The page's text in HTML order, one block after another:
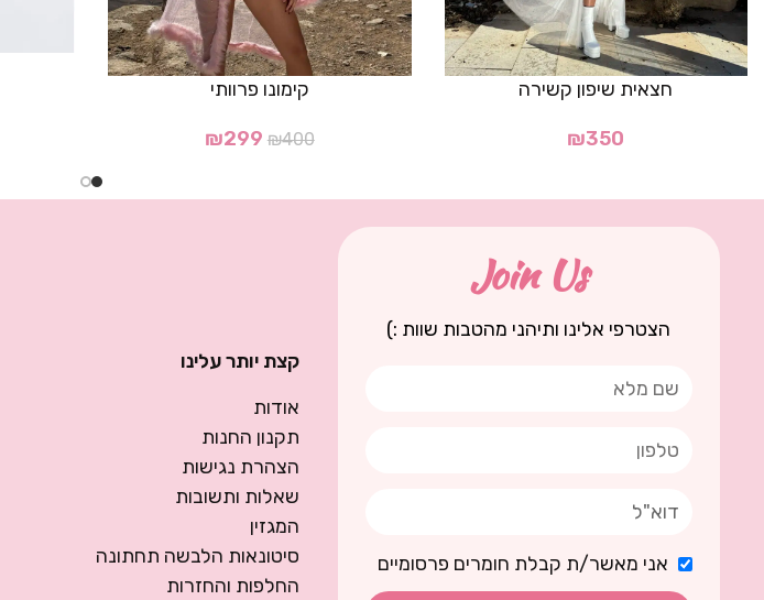
חצאית שיפון קשירה
₪350
קימונו פרוותי
₪400
₪299
Join Us
הצטרפי אלינו ותיהני מהטבות שוות :)
אני מאשר/ת קבלת חומרים פרסומיים
קצת יותר עלינו
אודות
תקנון החנות
הצהרת נגישות
שאלות ותשובות
המגזין
סיטונאות הלבשה תחתונה
החלפות והחזרות